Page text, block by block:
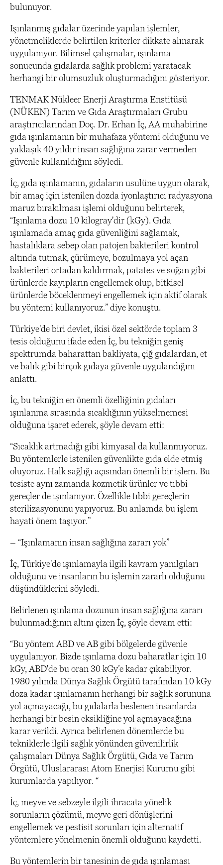
bulunuyor.
Işınlanmış gıdalar üzerinde yapılan işlemler,
yönetmeliklerde belirtilen kriterler dikkate alınarak
uygulanıyor. Bilimsel çalışmalar, ışınlama
sonucunda gıdalarda sağlık problemi yaratacak
herhangi bir olumsuzluk oluşturmadığını gösteriyor.
TENMAK Nükleer Enerji Araştırma Enstitüsü
(NÜKEN) Tarım ve Gıda Araştırmaları Grubu
araştırıcılarından Doç. Dr. Erhan İç, AA muhabirine
gıda ışınlamanın bir muhafaza yöntemi olduğunu ve
yaklaşık 40 yıldır insan sağlığına zarar vermeden
güvenle kullanıldığını söyledi.
İç, gıda ışınlamanın, gıdaların usulüne uygun olarak,
bir amaç için istenilen dozda iyonlaştırıcı radyasyona
maruz bırakılması işlemi olduğunu belirterek,
“Işınlama dozu 10 kilogray'dir (kGy). Gıda
ışınlamada amaç gıda güvenliğini sağlamak,
hastalıklara sebep olan patojen bakterileri kontrol
altında tutmak, çürümeye, bozulmaya yol açan
bakterileri ortadan kaldırmak, patates ve soğan gibi
ürünlerde kayıpların engellemek olup, bitkisel
ürünlerde böceklenmeyi engellemek için aktif olarak
bu yöntemi kullanıyoruz.” diye konuştu.
Türkiye'de biri devlet, ikisi özel sektörde toplam 3
tesis olduğunu ifade eden İç, bu tekniğin geniş
spektrumda baharattan bakliyata, çiğ gıdalardan, et
ve balık gibi birçok gıdaya güvenle uygulandığını
anlattı.
İç, bu tekniğin en önemli özelliğinin gıdaları
ışınlanma sırasında sıcaklığının yükselmemesi
olduğuna işaret ederek, şöyle devam etti:
“Sıcaklık artmadığı gibi kimyasal da kullanmıyoruz.
Bu yöntemlerle istenilen güvenlikte gıda elde etmiş
oluyoruz. Halk sağlığı açısından önemli bir işlem. Bu
tesiste aynı zamanda kozmetik ürünler ve tıbbi
gereçler de ışınlanıyor. Özellikle tıbbi gereçlerin
sterilizasyonunu yapıyoruz. Bu anlamda bu işlem
hayati önem taşıyor.”
– “Işınlamanın insan sağlığına zararı yok”
İç, Türkiye'de ışınlamayla ilgili kavram yanılgıları
olduğunu ve insanların bu işlemin zararlı olduğunu
düşündüklerini söyledi.
Belirlenen ışınlama dozunun insan sağlığına zararı
bulunmadığının altını çizen İç, şöyle devam etti:
“Bu yöntem ABD ve AB gibi bölgelerde güvenle
uygulanıyor. Bizde ışınlama dozu baharatlar için 10
kGy, ABD'de bu oran 30 kGy’e kadar çıkabiliyor.
1980 yılında Dünya Sağlık Örgütü tarafından 10 kGy
doza kadar ışınlamanın herhangi bir sağlık sorununa
yol açmayacağı, bu gıdalarla beslenen insanlarda
herhangi bir besin eksikliğine yol açmayacağına
karar verildi. Ayrıca belirlenen dönemlerde bu
tekniklerle ilgili sağlık yönünden güvenilirlik
çalışmaları Dünya Sağlık Örgütü, Gıda ve Tarım
Örgütü, Uluslararası Atom Enerjisi Kurumu gibi
kurumlarda yapılıyor. “
İç, meyve ve sebzeyle ilgili ihracata yönelik
sorunların çözümü, meyve geri dönüşlerini
engellemek ve pestisit sorunları için alternatif
yöntemlere yönelmenin önemli olduğunu kaydetti.
Bu yöntemlerin bir tanesinin de gıda ışınlaması